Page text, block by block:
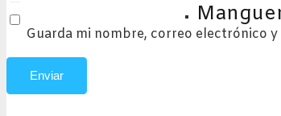
Guarda mi nombre, correo electrónico